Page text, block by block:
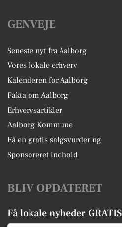
GENVEJE
Seneste nyt fra Aalborg
Vores lokale erhverv
Kalenderen for Aalborg
Fakta om Aalborg
Erhvervsartikler
Aalborg Kommune
Få en gratis salgsvurdering
Sponsoreret indhold
BLIV OPDATERET
Få lokale nyheder GRATIS